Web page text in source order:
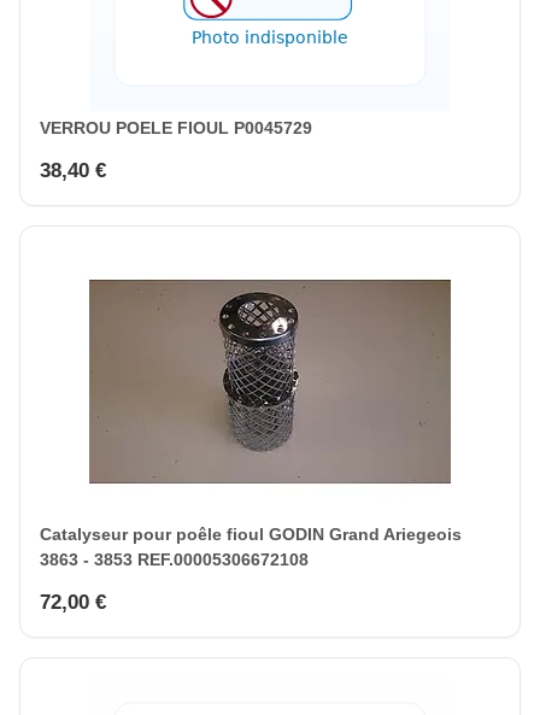
VERROU POELE FIOUL P0045729
38,40 €
Catalyseur pour poêle fioul GODIN Grand Ariegeois
3863 - 3853 REF.00005306672108
72,00 €